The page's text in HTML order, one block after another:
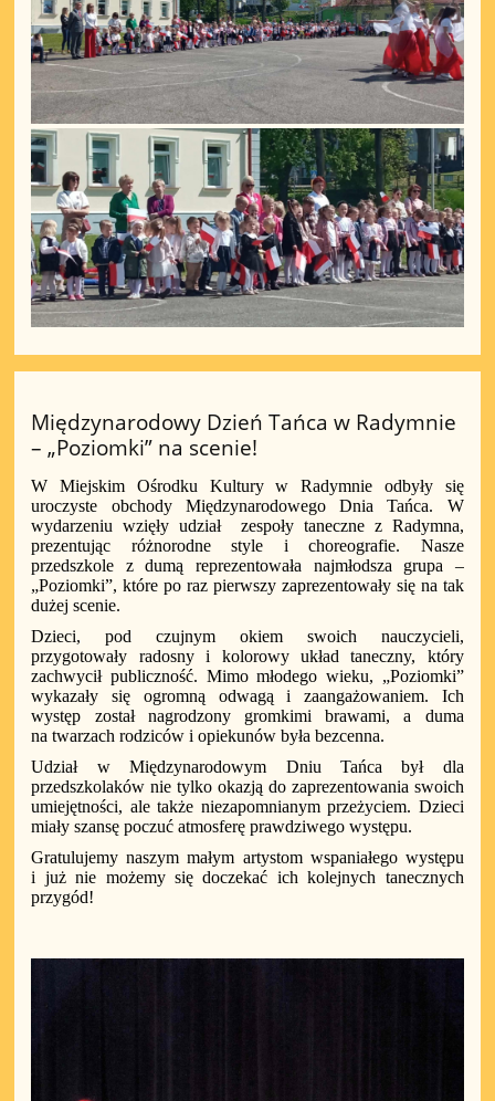
Międzynarodowy Dzień Tańca w Radymnie
– „Poziomki” na scenie!
W Miejskim Ośrodku Kultury w Radymnie odbyły się
uroczyste obchody Międzynarodowego Dnia Tańca. W
wydarzeniu wzięły udział
zespoły taneczne z Radymna,
prezentując różnorodne style i choreografie. Nasze
przedszkole z dumą reprezentowała najmłodsza grupa –
„Poziomki”, które po raz pierwszy zaprezentowały się na tak
dużej scenie.
Dzieci, pod czujnym okiem swoich nauczycieli,
przygotowały radosny i kolorowy układ taneczny, który
zachwycił publiczność. Mimo młodego wieku, „Poziomki”
wykazały się ogromną odwagą i zaangażowaniem. Ich
występ został nagrodzony gromkimi brawami, a duma
na twarzach rodziców i opiekunów była bezcenna.
Udział w Międzynarodowym Dniu Tańca był dla
przedszkolaków nie tylko okazją do zaprezentowania swoich
umiejętności, ale także niezapomnianym przeżyciem. Dzieci
miały szansę poczuć atmosferę prawdziwego występu.
Gratulujemy naszym małym artystom wspaniałego występu
i już nie możemy się doczekać ich kolejnych tanecznych
przygód!